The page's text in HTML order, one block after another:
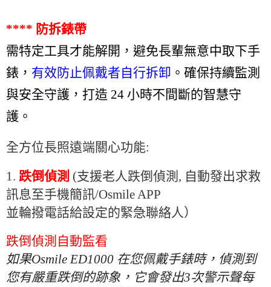
**** 防拆錶帶
需特定工具才能解開，避免長輩無意中取下手
錶， 有效防止佩戴者自行拆卸 。確保持續監測
與安全守護， 打造 24 小時不間斷的智慧守
護。
全方位長照遠端關心功能:
1. 跌倒偵測 (支援老人跌倒偵測 , 自動發出求救
訊息至手機簡訊/Osmile APP
並輪撥電話給設定的緊急聯絡人）
跌倒偵測自動監看
如果Osmile ED1000 在您佩戴手錶時，偵測到
您有嚴重跌倒的跡象，它會發出3次警示聲每